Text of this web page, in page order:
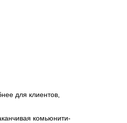
для клиентов,
комьюнити-